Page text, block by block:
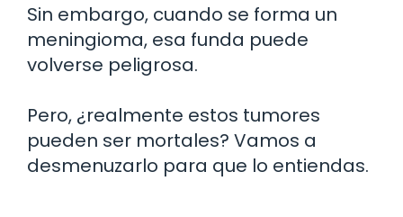
Sin embargo, cuando se forma un
meningioma, esa funda puede
volverse peligrosa.
Pero, ¿realmente estos tumores
pueden ser mortales? Vamos a
desmenuzarlo para que lo entiendas.